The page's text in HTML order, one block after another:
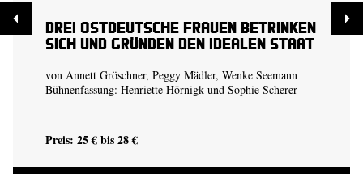
Drei ostdeutsche Frauen betrinken
sich und gründen den idealen Staat
von Annett Gröschner, Peggy Mädler, Wenke Seemann
Bühnenfassung: Henriette Hörnigk und Sophie Scherer
Preis: 25 € bis 28 €